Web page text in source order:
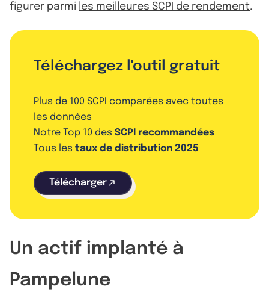
figurer parmi les meilleures SCPI de rendement.
Téléchargez l'outil gratuit
Plus de 100 SCPI comparées avec toutes
les données
Notre Top 10 des SCPI recommandées
Tous les taux de distribution 2025
Télécharger
Un actif implanté à
Pampelune